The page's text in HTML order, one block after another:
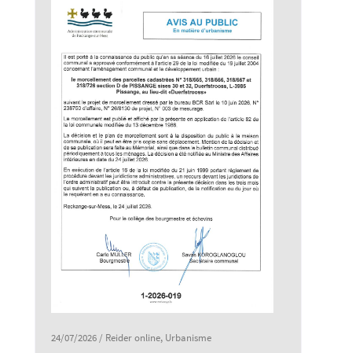
24/07/2026/ Reider online, Urbanisme